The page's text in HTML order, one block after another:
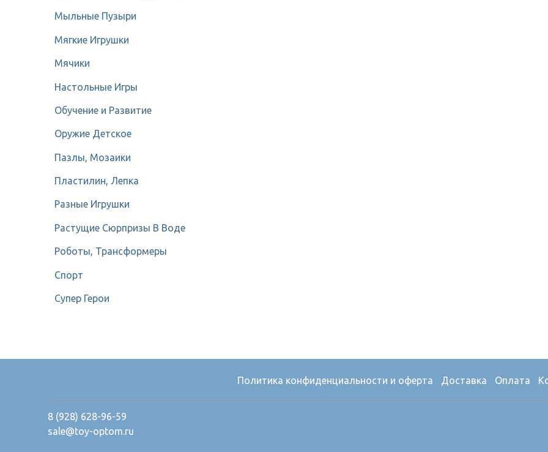
Мыльные Пузыри
Мягкие Игрушки
Мячики
Настольные Игры
Обучение и Развитие
Оружие Детское
Пазлы, Мозаики
Пластилин, Лепка
Разные Игрушки
Растущие Сюрпризы В Воде
Роботы, Трансформеры
Спорт
Супер Герои
Политика конфиденциальности и оферта Доставка Оплата
8 (928) 628-96-59
sale@toy-optom.ru